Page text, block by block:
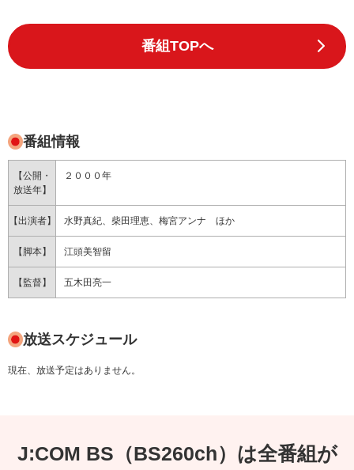
番組TOPへ
番組情報
【公開・
放送年】
２０００年
【出演者】 水野真紀、柴田理恵、梅宮アンナ ほか
【脚本】 江頭美智留
【監督】 五木田亮一
放送スケジュール
現在、放送予定はありません。
J:COM BS（BS260ch）は全番組が